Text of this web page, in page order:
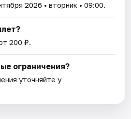
2026 • вторник • 09:00.
200 ₽.
ограничения?
уточняйте у